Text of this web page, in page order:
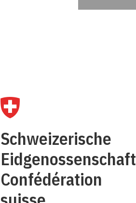
Schweizerische
Eidgenossenschaft
Confédération